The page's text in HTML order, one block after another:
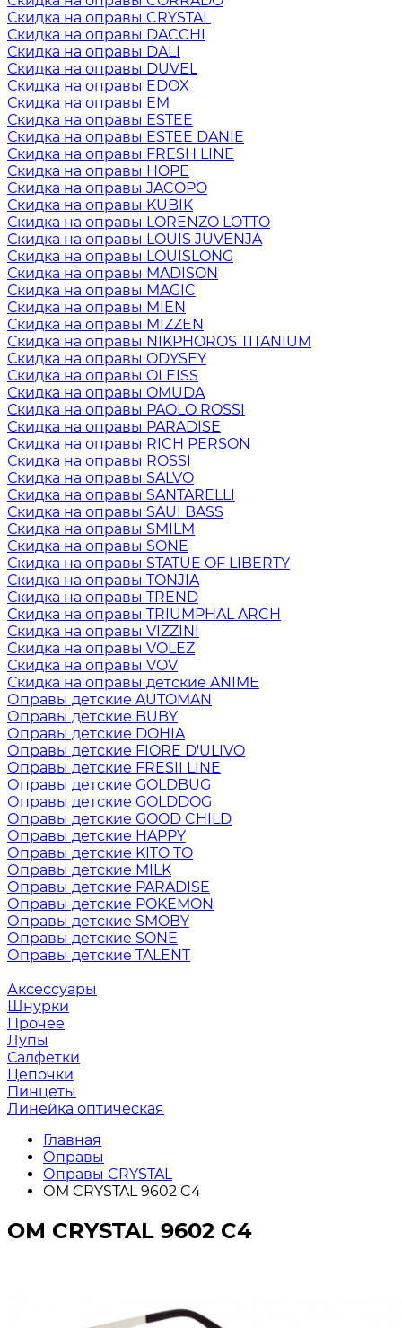
Скидка на оправы CRYSTAL
Скидка на оправы DACCHI
Скидка на оправы DALI
Скидка на оправы DUVEL
Скидка на оправы EDOX
Скидка на оправы EM
Скидка на оправы ESTEE
Скидка на оправы ESTEE DANIE
Скидка на оправы FRESH LINE
Скидка на оправы HOPE
Скидка на оправы JACOPO
Скидка на оправы KUBIK
Скидка на оправы LORENZO LOTTO
Скидка на оправы LOUIS JUVENJA
Скидка на оправы LOUISLONG
Скидка на оправы MADISON
Скидка на оправы MAGIC
Скидка на оправы MIEN
Скидка на оправы MIZZEN
Скидка на оправы NIKPHOROS TITANIUM
Скидка на оправы ODYSEY
Скидка на оправы OLEISS
Скидка на оправы OMUDA
Скидка на оправы PAOLO ROSSI
Скидка на оправы PARADISE
Скидка на оправы RICH PERSON
Скидка на оправы ROSSI
Скидка на оправы SALVO
Скидка на оправы SANTARELLI
Скидка на оправы SAUI BASS
Скидка на оправы SMILM
Скидка на оправы SONE
Скидка на оправы STATUE OF LIBERTY
Скидка на оправы TONJIA
Скидка на оправы TREND
Скидка на оправы TRIUMPHAL ARCH
Скидка на оправы VIZZINI
Скидка на оправы VOLEZ
Скидка на оправы VOV
Скидка на оправы детские ANIME
Оправы детские AUTOMAN
Оправы детские BUBY
Оправы детские DOHIA
Оправы детские FIORE D'ULIVO
Оправы детские FRESII LINE
Оправы детские GOLDBUG
Оправы детские GOLDDOG
Оправы детские GOOD CHILD
Оправы детские HAPPY
Оправы детские KITO TO
Оправы детские MILK
Оправы детские PARADISE
Оправы детские POKEMON
Оправы детские SMOBY
Оправы детские SONE
Оправы детские TALENT
Аксессуары
Шнурки
Прочее
Лупы
Салфетки
Цепочки
Пинцеты
Линейка оптическая
Главная
Оправы
Оправы CRYSTAL
ОМ CRYSTAL 9602 C4
ОМ CRYSTAL 9602 C4